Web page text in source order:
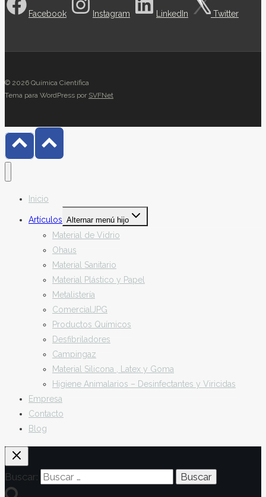
Facebook Instagram LinkedIn Twitter
© 2026 Química Científica
Tema para WordPress por SVFNet
Inicio
Artículos Alternar menú hijo
Material de Vidrio
Ohaus
Material Sanitario
Material Plástico y Papel
Metalistería
ComercialJPG
Productos Químicos
Desfibriladores
Campingaz
Material Silicona , Latex y Goma
Higiene Animalarios – Desinfectantes y Viricidas
Empresa
Contacto
Blog
Buscar: